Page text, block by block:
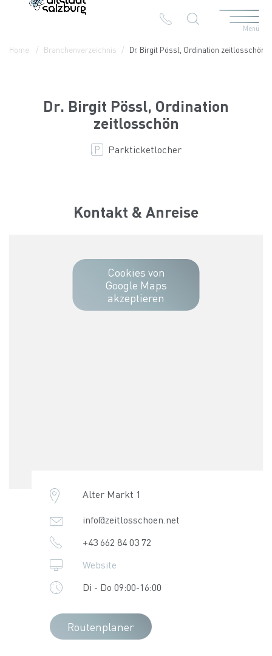
Menü
Home Branchenverzeichnis Dr. Birgit Pössl, Ordination zeitlosschön
Dr. Birgit Pössl, Ordination
zeitlosschön
Parkticketlocher
Kontakt & Anreise
Cookies von
Google Maps
akzeptieren
Alter Markt 1
info@zeitlosschoen.net
+43 662 84 03 72
Website
Di - Do 09:00-16:00
Routenplaner